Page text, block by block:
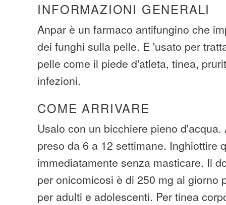
INFORMAZIONI GENERALI
Anpar è un farmaco antifungino che
dei funghi sulla pelle. E 'usato per
pelle come il piede d'atleta, tinea,
infezioni.
COME ARRIVARE
Usalo con un bicchiere pieno
preso da 6 a 12 settimane. Inghiottire
immediatamente senza masticare. Il
per onicomicosi è di 250 mg al giorno
per adulti e adolescenti. Per tinea